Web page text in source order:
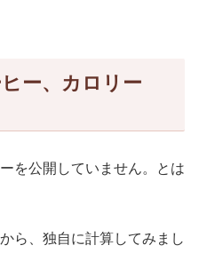
ー、カロリー
を公開していません。とは
ら、独自に計算してみまし